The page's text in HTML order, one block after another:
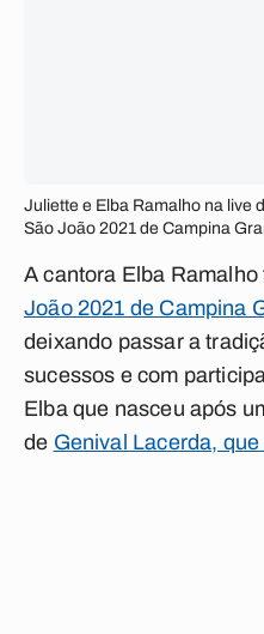
Juliette e Elba Ramalho na live
São João 2021 de Campina
A cantora Elba
João 2021 de Campina
deixando passar a
sucessos e com
Elba que nasceu após
de Genival Lacerda,